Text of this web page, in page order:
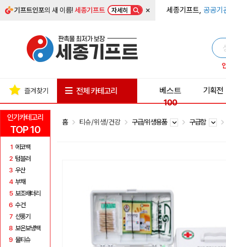
기프트인포의 새 이름!세종기프트 자세히 × 세종기프트, 공공기
인기카테고리
TOP 10
1 에코백
2 텀블러
3 우산
4 부채
5 보조배터리
6 수건
7 선풍기
8 보온보냉백
9 물티슈
즐겨찾기 전체 카테고리
베스트
100
기획전
홈 티슈/위생/건강 구급/위생용품 구급함